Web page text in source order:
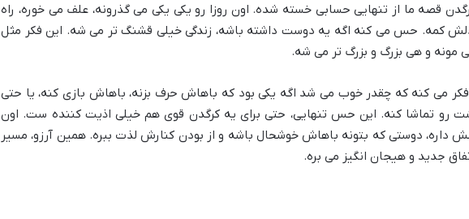
قصه ما از تنهایی حسابی خسته شده. اون روزا رو یکی یکی می گذرونه، علف می خوره، راه
کمه. حس می کنه اگه یه دوست داشته باشه، زندگی خیلی قشنگ تر می شه. این فکر مثل
مونه و هی بزرگ و بزرگ تر می شه.
می کنه که چقدر خوب می شد اگه یکی بود که باهاش حرف بزنه، باهاش بازی کنه، یا حتی
رو تماشا کنه. این حس تنهایی، حتی برای یه کرگدن قوی هم خیلی اذیت کننده ست. اون
داره، دوستی که بتونه باهاش خوشحال باشه و از بودن کنارش لذت ببره. همین آرزو، مسیر
جدید و هیجان انگیز می بره.